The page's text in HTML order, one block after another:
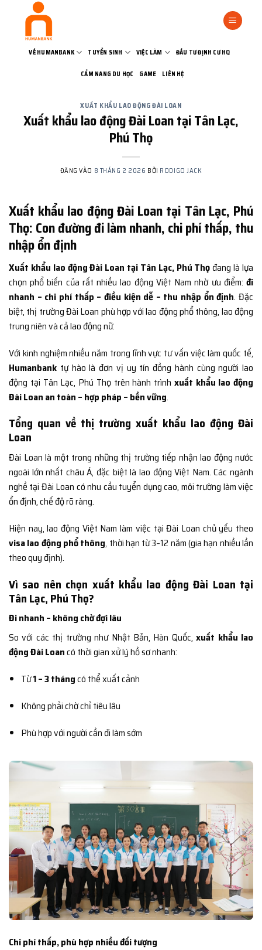
VỀ HUMANBANK TUYỂN SINH VIỆC LÀM ĐẦU TƯ ĐỊNH CƯ HQ
CẨM NANG DU HỌC GAME LIÊN HỆ
XUẤT KHẨU LAO ĐỘNG ĐÀI LOAN
Xuất khẩu lao động Đài Loan tại Tân Lạc,
Phú Thọ
ĐĂNG VÀO 8 THÁNG 2 2026 BỞI RODIGO JACK
Xuất khẩu lao động Đài Loan tại Tân Lạc, Phú
Thọ: Con đường đi làm nhanh, chi phí thấp, thu
nhập ổn định
Xuất khẩu lao động Đài Loan tại Tân Lạc, Phú Thọđang là lựa
chọn phổ biến của rất nhiều lao động Việt Nam nhờ ưu điểm: đi
nhanh – chi phí thấp – điều kiện dễ – thu nhập ổn định. Đặc
biệt, thị trường Đài Loan phù hợp với lao động phổ thông, lao động
trung niên và cả lao động nữ.
Với kinh nghiệm nhiều năm trong lĩnh vực tư vấn việc làm quốc tế,
Humanbank tự hào là đơn vị uy tín đồng hành cùng người lao
động tại Tân Lạc, Phú Thọ trên hành trình xuất khẩu lao động
Đài Loan an toàn – hợp pháp – bền vững.
Tổng quan về thị trường xuất khẩu lao động Đài
Loan
Đài Loan là một trong những thị trường tiếp nhận lao động nước
ngoài lớn nhất châu Á, đặc biệt là lao động Việt Nam. Các ngành
nghề tại Đài Loan có nhu cầu tuyển dụng cao, môi trường làm việc
ổn định, chế độ rõ ràng.
Hiện nay, lao động Việt Nam làm việc tại Đài Loan chủ yếu theo
visa lao động phổ thông, thời hạn từ 3–12 năm (gia hạn nhiều lần
theo quy định).
Vì sao nên chọn xuất khẩu lao động Đài Loan tại
Tân Lạc, Phú Thọ?
Đi nhanh – không chờ đợi lâu
So với các thị trường như Nhật Bản, Hàn Quốc,xuất khẩu lao
động Đài Loancó thời gian xử lý hồ sơ nhanh:
Từ1 – 3 thángcó thể xuất cảnh
Không phải chờ chỉ tiêu lâu
Phù hợp với người cần đi làm sớm
Chi phí thấp, phù hợp nhiều đối tượng